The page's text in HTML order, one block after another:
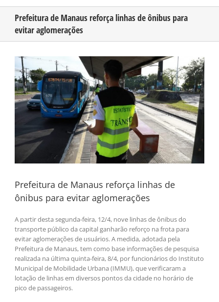
CONHEÇA O AMAZONAS
PUBLICIDADE
CONTATO
Prefeitura de Manaus reforça linhas de ônibus para
evitar aglomerações
View
Larger
Image
Prefeitura de Manaus reforça linhas de
ônibus para evitar aglomerações
A partir desta segunda-feira, 12/4, nove linhas de ônibus do
transporte público da capital ganharão reforço na frota para
evitar aglomerações de usuários. A medida, adotada pela
Prefeitura de Manaus, tem como base informações de pesquisa
realizada na última quinta-feira, 8/4, por funcionários do Instituto
Municipal de Mobilidade Urbana (IMMU), que verificaram a
lotação de linhas em diversos pontos da cidade no horário de
pico de passageiros.